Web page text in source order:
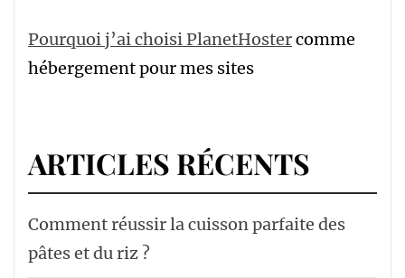
Pourquoi j’ai choisi PlanetHostercomme
hébergement pour mes sites
ARTICLES RÉCENTS
Comment réussir la cuisson parfaite des
pâtes et du riz ?